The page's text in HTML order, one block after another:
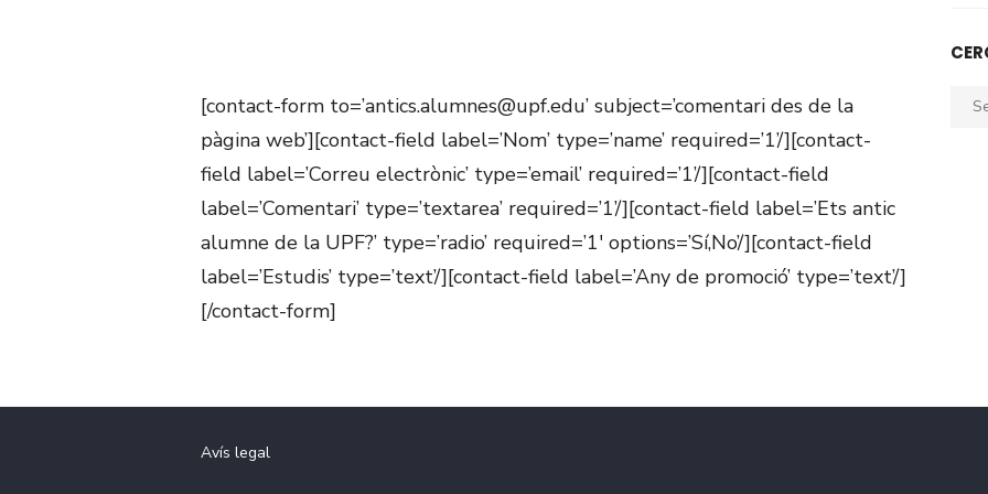
[contact-form to=’antics.alumnes@upf.edu’ subject=’comentari des de la
pàgina web’][contact-field label=’Nom’ type=’name’ required=’1’/][contact-
field label=’Correu electrònic’ type=’email’ required=’1’/][contact-field
label=’Comentari’ type=’textarea’ required=’1’/][contact-field label=’Ets antic
alumne de la UPF?’ type=’radio’ required=’1′ options=’Sí,No’/][contact-field
label=’Estudis’ type=’text’/][contact-field label=’Any de promoció’ type=’text’/]
[/contact-form]
Search
Avís legal